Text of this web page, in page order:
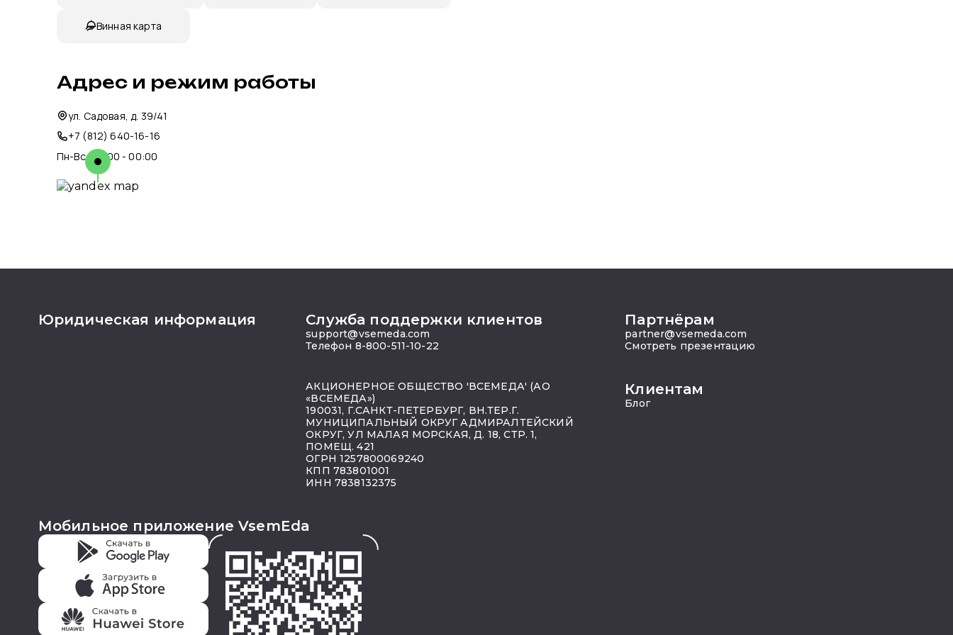
Винная карта
Адрес и режим работы
ул. Садовая, д. 39/41
+7 (812) 640-16-16
Пн-Вс: 00:00 - 00:00
Юридическая информация Служба поддержки клиентов
support@vsemeda.com
Телефон 8-800-511-10-22
Партнёрам
partner@vsemeda.com
Смотреть презентацию
Клиентам
Блог
АКЦИОНЕРНОЕ ОБЩЕСТВО 'ВСЕМЕДА' (АО
«ВСЕМЕДА»)
190031, Г.САНКТ-ПЕТЕРБУРГ, ВН.ТЕР.Г.
МУНИЦИПАЛЬНЫЙ ОКРУГ АДМИРАЛТЕЙСКИЙ
ОКРУГ, УЛ МАЛАЯ МОРСКАЯ, Д. 18, СТР. 1,
ПОМЕЩ. 421
ОГРН 1257800069240
КПП 783801001
ИНН 7838132375
Мобильное приложение VsemEda